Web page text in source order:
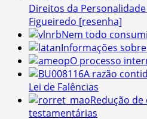
Direitos da
Figueiredo [resenha]
Nem todo
Informações
O processo
A razão
Lei de Falências
Redução
testamentárias